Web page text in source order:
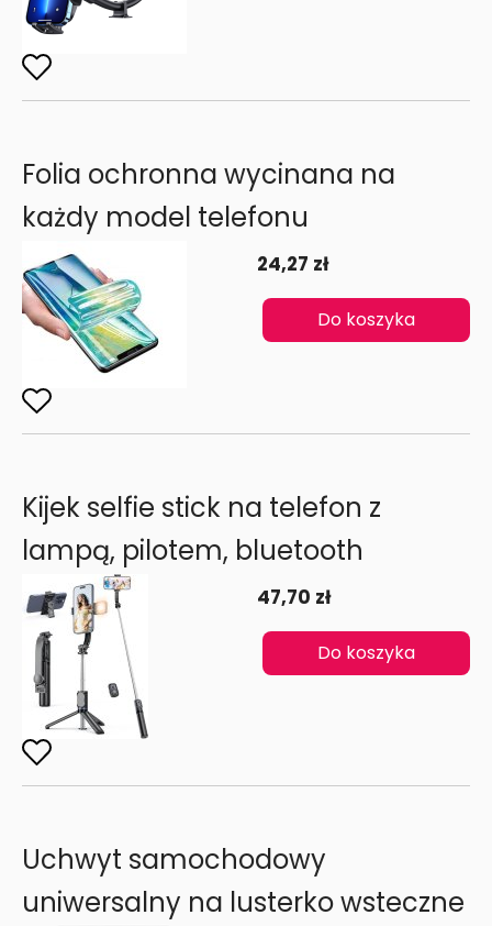
Folia ochronna wycinana na
każdy model telefonu
24,27 zł
Do koszyka
Kijek selfie stick na telefon z
lampą, pilotem, bluetooth
47,70 zł
Do koszyka
Uchwyt samochodowy
uniwersalny na lusterko wsteczne